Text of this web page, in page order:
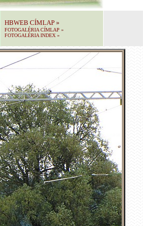
HBWEB CÍMLAP »
FOTOGALÉRIA CÍMLAP »
FOTOGALÉRIA INDEX »